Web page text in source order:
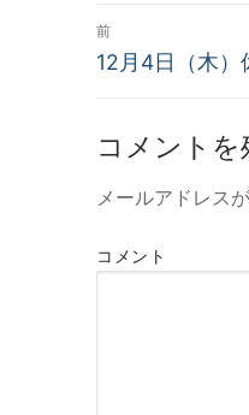
投
稿
ビ
ゲ
ー
前
過
投
12月4日（木）
コメントを
メールアドレス
コメント